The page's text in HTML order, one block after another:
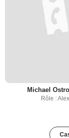
Michael
Rôle : Alex